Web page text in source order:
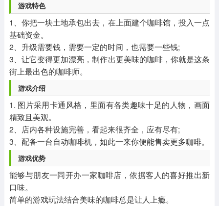
游戏特色
1、你把一块土地承包出去，在上面建个咖啡馆，投入一点
基础资金。
2、升级需要钱，需要一定的时间，也需要一些钱;
3、让它变得更加漂亮，制作出更美味的咖啡，你就是这条
街上最出色的咖啡师。
游戏介绍
1. 图片采用卡通风格，里面有各类趣味十足的人物，画面
精致且美观。
2、店内各种设施完善，看起来很齐全，应有尽有;
3、配备一台自动咖啡机，如此一来你便能售卖更多咖啡。
游戏优势
能够与朋友一同开办一家咖啡店，依据客人的喜好推出新
口味。
简单的游戏玩法结合美味的咖啡总是让人上瘾。